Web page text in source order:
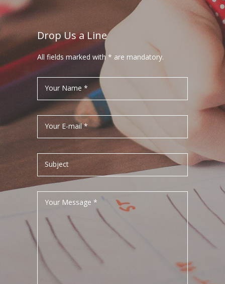
Drop Us a Line
All fields marked with * are mandatory.
Your Name *
Your E-mail *
Subject
Your Message *